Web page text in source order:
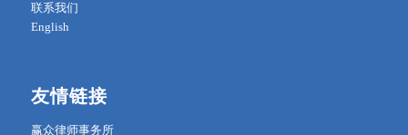
联系我们
English
友情链接
赢众律师事务所